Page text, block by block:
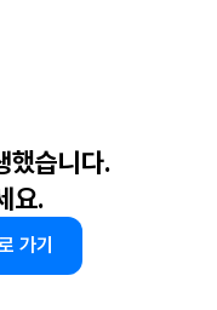
했습니다.
요.
가기